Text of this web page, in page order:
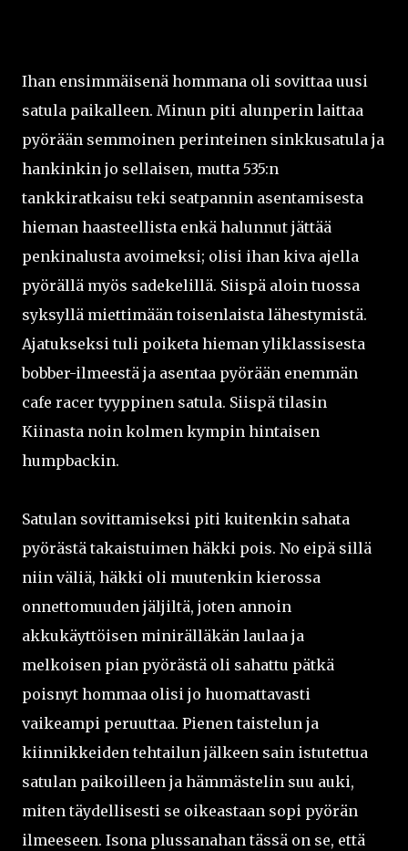
Ihan ensimmäisenä hommana oli sovittaa uusi
satula paikalleen. Minun piti alunperin laittaa
pyörään semmoinen perinteinen sinkkusatula ja
hankinkin jo sellaisen, mutta 535:n
tankkiratkaisu teki seatpannin asentamisesta
hieman haasteellista enkä halunnut jättää
penkinalusta avoimeksi; olisi ihan kiva ajella
pyörällä myös sadekelillä. Siispä aloin tuossa
syksyllä miettimään toisenlaista lähestymistä.
Ajatukseksi tuli poiketa hieman yliklassisesta
bobber-ilmeestä ja asentaa pyörään enemmän
cafe racer tyyppinen satula. Siispä tilasin
Kiinasta noin kolmen kympin hintaisen
humpbackin.
Satulan sovittamiseksi piti kuitenkin sahata
pyörästä takaistuimen häkki pois. No eipä sillä
niin väliä, häkki oli muutenkin kierossa
onnettomuuden jäljiltä, joten annoin
akkukäyttöisen minirälläkän laulaa ja
melkoisen pian pyörästä oli sahattu pätkä
poisnyt hommaa olisi jo huomattavasti
vaikeampi peruuttaa. Pienen taistelun ja
kiinnikkeiden tehtailun jälkeen sain istutettua
satulan paikoilleen ja hämmästelin suu auki,
miten täydellisesti se oikeastaan sopi pyörän
ilmeeseen. Isona plussanahan tässä on se, että